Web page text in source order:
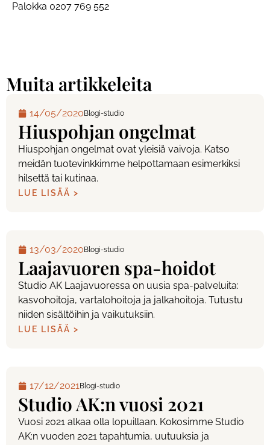
Palokka 0207 769 552
Muita artikkeleita
14/05/2020 Blogi-studio
Hiuspohjan ongelmat
Hiuspohjan ongelmat ovat yleisiä vaivoja. Katso
meidän tuotevinkkimme helpottamaan esimerkiksi
hilsettä tai kutinaa.
LUE LISÄÄ >
13/03/2020 Blogi-studio
Laajavuoren spa-hoidot
Studio AK Laajavuoressa on uusia spa-palveluita:
kasvohoitoja, vartalohoitoja ja jalkahoitoja. Tutustu
niiden sisältöihin ja vaikutuksiin.
LUE LISÄÄ >
17/12/2021Blogi-studio
Studio AK:n vuosi 2021
Vuosi 2021 alkaa olla lopuillaan. Kokosimme Studio
AK:n vuoden 2021 tapahtumia, uutuuksia ja